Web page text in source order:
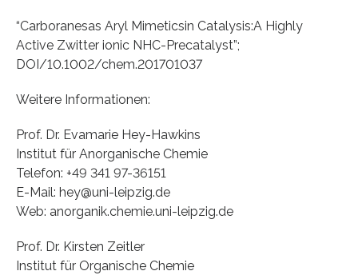
“Carboranesas Aryl Mimeticsin Catalysis:A Highly
Active Zwitter ionic NHC-Precatalyst”;
DOI/10.1002/chem.201701037
Weitere Informationen:
Prof. Dr. Evamarie Hey-Hawkins
Institut für Anorganische Chemie
Telefon: +49 341 97-36151
E-Mail: hey@uni-leipzig.de
Web: anorganik.chemie.uni-leipzig.de
Prof. Dr. Kirsten Zeitler
Institut für Organische Chemie